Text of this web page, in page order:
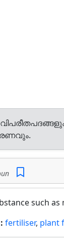
such
fertiliser, plant